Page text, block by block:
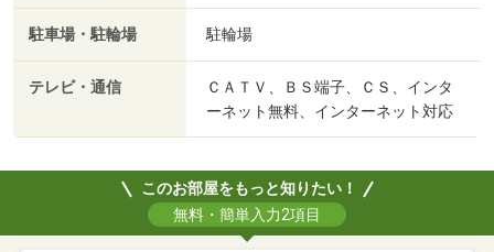
駐車場・駐輪場 駐輪場
テレビ・通信
ＣＡＴＶ、ＢＳ端子、ＣＳ、インタ
ーネット無料、インターネット対応
このお部屋をもっと知りたい！
無料・簡単入力2項目